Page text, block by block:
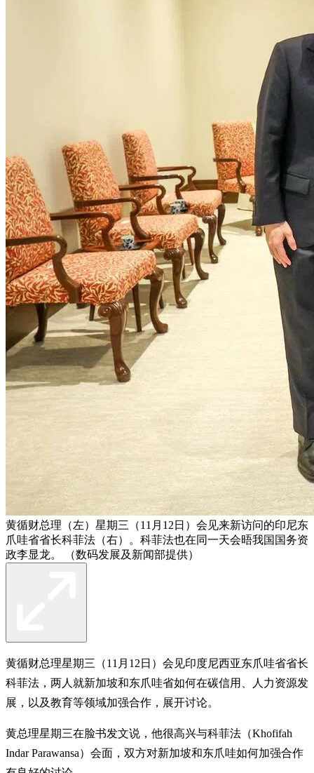
黄循财总理（左）星期三（11月12日）会见来新访问的印尼东
爪哇省省长科菲法（右）。科菲法也在同一天会晤我国国务资
政李显龙。 （数码发展及新闻部提供）
黄循财总理星期三（11月12日）会见印度尼西亚东爪哇省省长
科菲法，两人就新加坡和东爪哇省如何在碳信用、人力资源发
展，以及教育等领域加强合作，展开讨论。
黄总理星期三在脸书发文说，他很高兴与科菲法（Khofifah
Indar Parawansa）会面，双方对新加坡和东爪哇如何加强合作